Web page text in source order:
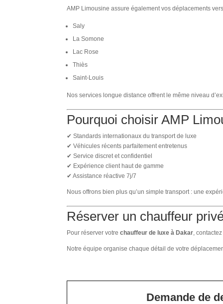
AMP Limousine assure également vos déplacements
Saly
La Somone
Lac Rose
Thiès
Saint-Louis
Nos services longue distance offrent le même niveau
Pourquoi choisir AMP
✔ Standards internationaux du transport de luxe
✔ Véhicules récents parfaitement entretenus
✔ Service discret et confidentiel
✔ Expérience client haut de gamme
✔ Assistance réactive 7j/7
Nous offrons bien plus qu’un simple transport : une
Réserver un chauffeur
Pour réserver votrechauffeur de luxe à Dakar,
Notre équipe organise chaque détail de votre
Demande de